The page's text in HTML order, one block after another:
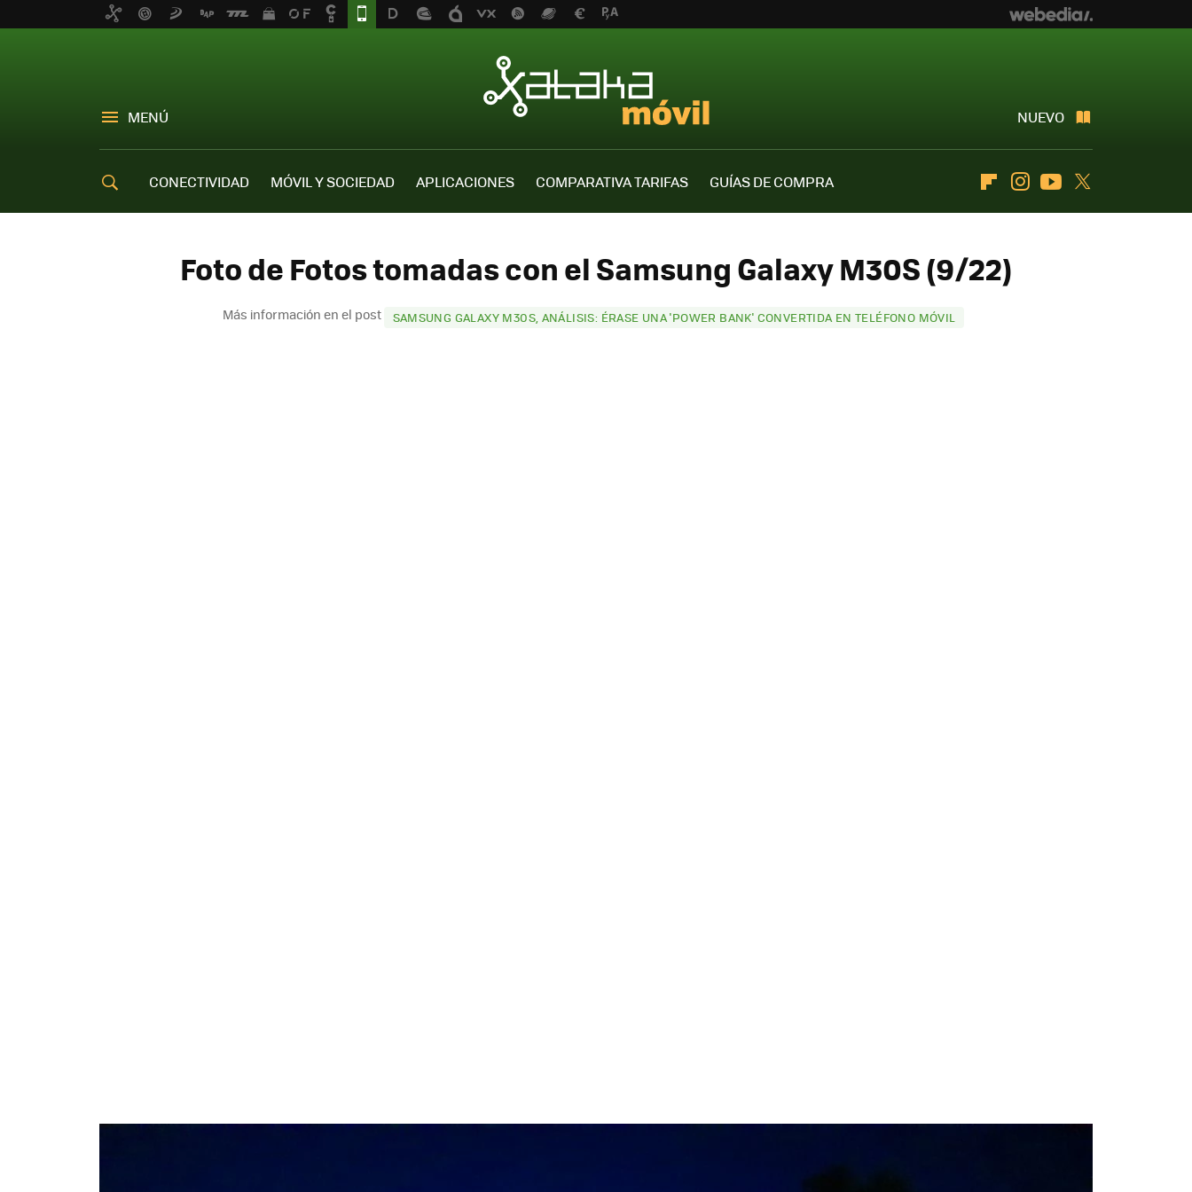
MENÚ NUEVO
CONECTIVIDAD MÓVIL Y SOCIEDAD APLICACIONES COMPARATIVA TARIFAS
GUÍAS DE COMPRA
FlipboardInstagramYoutube
Foto de Fotos tomadas con el Samsung Galaxy M30S (9/22)
Más información en el post SAMSUNG GALAXY M30S, ANÁLISIS: ÉRASE UNA 'POWER BANK' CONVERTIDA EN TELÉFONO MÓVIL